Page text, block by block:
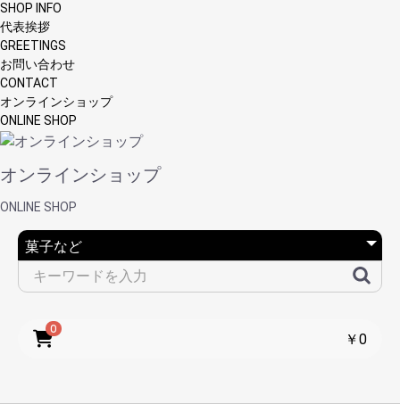
SHOP INFO
代表挨拶
GREETINGS
お問い合わせ
CONTACT
オンラインショップ
ONLINE SHOP
オンラインショップ
ONLINE SHOP
0
￥0